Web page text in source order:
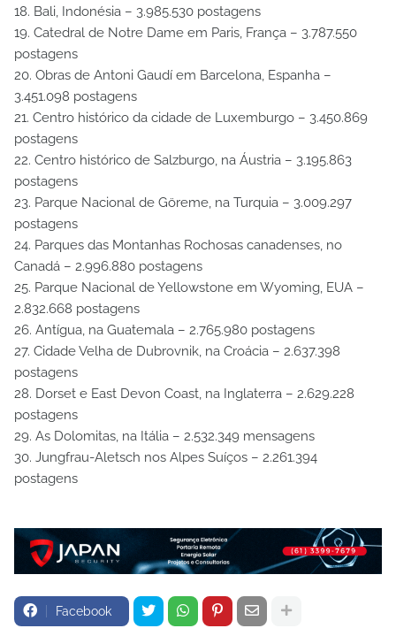
18. Bali, Indonésia – 3.985.530 postagens
19. Catedral de Notre Dame em Paris, França – 3.787.550
postagens
20. Obras de Antoni Gaudí em Barcelona, Espanha –
3.451.098 postagens
21. Centro histórico da cidade de Luxemburgo – 3.450.869
postagens
22. Centro histórico de Salzburgo, na Áustria – 3.195.863
postagens
23. Parque Nacional de Göreme, na Turquia – 3.009.297
postagens
24. Parques das Montanhas Rochosas canadenses, no
Canadá – 2.996.880 postagens
25. Parque Nacional de Yellowstone em Wyoming, EUA –
2.832.668 postagens
26. Antígua, na Guatemala – 2.765.980 postagens
27. Cidade Velha de Dubrovnik, na Croácia – 2.637.398
postagens
28. Dorset e East Devon Coast, na Inglaterra – 2.629.228
postagens
29. As Dolomitas, na Itália – 2.532.349 mensagens
30. Jungfrau-Aletsch nos Alpes Suíços – 2.261.394
postagens
Facebook